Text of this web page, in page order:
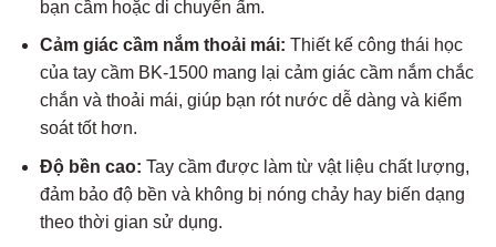
bạn cầm hoặc di chuyển ấm.
Cảm giác cầm nắm thoải mái: Thiết kế công thái học
của tay cầm BK-1500 mang lại cảm giác cầm nắm chắc
chắn và thoải mái, giúp bạn rót nước dễ dàng và kiểm
soát tốt hơn.
Độ bền cao: Tay cầm được làm từ vật liệu chất lượng,
đảm bảo độ bền và không bị nóng chảy hay biến dạng
theo thời gian sử dụng.